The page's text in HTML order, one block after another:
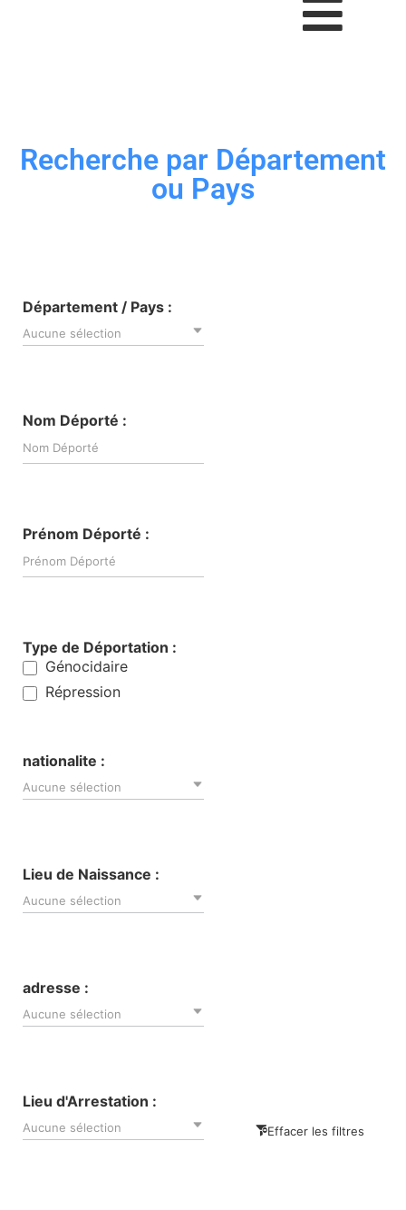
Recherche par Département
ou Pays
Département / Pays :
Aucune sélection
Nom Déporté :
Prénom Déporté :
Type de Déportation :
Génocidaire
Répression
nationalite :
Aucune sélection
Lieu de Naissance :
Aucune sélection
adresse :
Aucune sélection
Lieu d'Arrestation :
Aucune sélection Effacer les filtres